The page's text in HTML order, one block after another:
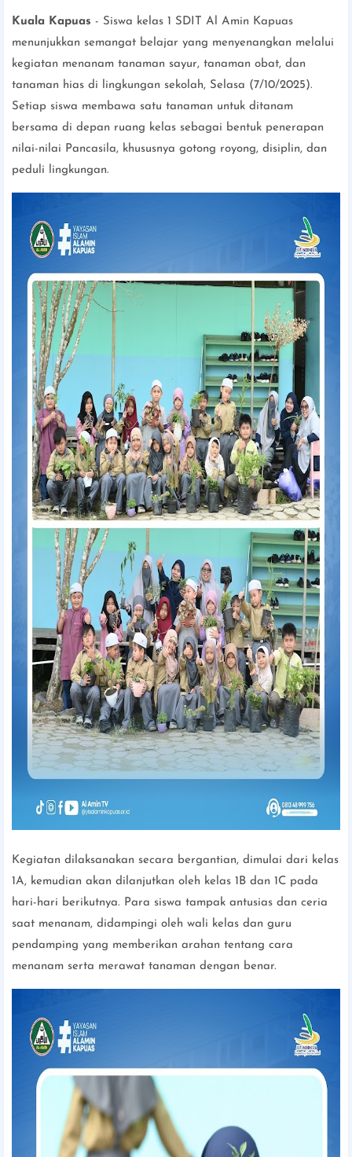
Kuala Kapuas - Siswa kelas 1 SDIT Al Amin Kapuas
menunjukkan semangat belajar yang menyenangkan melalui
kegiatan menanam tanaman sayur, tanaman obat, dan
tanaman hias di lingkungan sekolah, Selasa (7/10/2025).
Setiap siswa membawa satu tanaman untuk ditanam
bersama di depan ruang kelas sebagai bentuk penerapan
nilai-nilai Pancasila, khususnya gotong royong, disiplin, dan
peduli lingkungan.
Kegiatan dilaksanakan secara bergantian, dimulai dari kelas
1A, kemudian akan dilanjutkan oleh kelas 1B dan 1C pada
hari-hari berikutnya. Para siswa tampak antusias dan ceria
saat menanam, didampingi oleh wali kelas dan guru
pendamping yang memberikan arahan tentang cara
menanam serta merawat tanaman dengan benar.